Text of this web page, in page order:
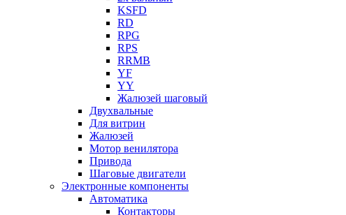
KSFD
RD
RPG
RPS
RRMB
YF
YY
Жалюзей шаговый
Двухвальные
Для витрин
Жалюзей
Мотор венилятора
Привода
Шаговые двигатели
Электронные компоненты
Автоматика
Контакторы